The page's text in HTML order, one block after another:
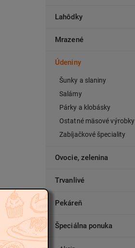
Lahôdky
Mrazené
Údeniny
Šunky a slaniny
Salámy
Párky a klobásky
Ostatné mäsové výrobky
Zabíjačkové špeciality
Ovocie, zelenina
Trvanlivé
Pekáreň
Špeciálna ponuka